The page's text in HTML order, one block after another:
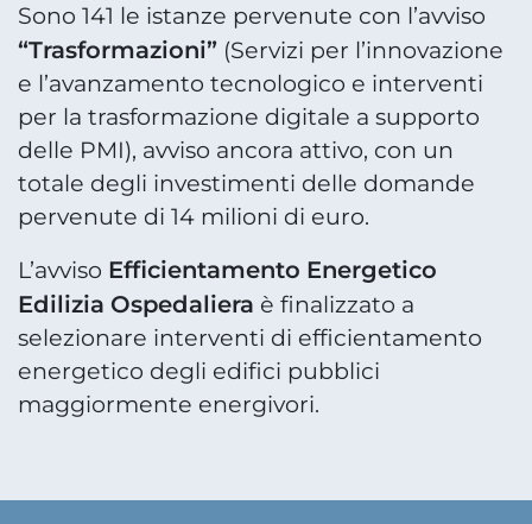
Sono 141 le istanze pervenute con l’avviso
“Trasformazioni” (Servizi per l’innovazione
e l’avanzamento tecnologico e interventi
per la trasformazione digitale a supporto
delle PMI), avviso ancora attivo, con un
totale degli investimenti delle domande
pervenute di 14 milioni di euro.
L’avviso Efficientamento Energetico
Edilizia Ospedaliera è finalizzato a
selezionare interventi di efficientamento
energetico degli edifici pubblici
maggiormente energivori.